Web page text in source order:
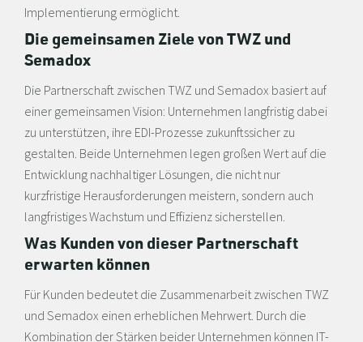
Implementierung ermöglicht.
Die gemeinsamen Ziele von TWZ und
Semadox
Die Partnerschaft zwischen TWZ und Semadox basiert auf
einer gemeinsamen Vision: Unternehmen langfristig dabei
zu unterstützen, ihre EDI-Prozesse zukunftssicher zu
gestalten. Beide Unternehmen legen großen Wert auf die
Entwicklung nachhaltiger Lösungen, die nicht nur
kurzfristige Herausforderungen meistern, sondern auch
langfristiges Wachstum und Effizienz sicherstellen.
Was Kunden von dieser Partnerschaft
erwarten können
Für Kunden bedeutet die Zusammenarbeit zwischen TWZ
und Semadox einen erheblichen Mehrwert. Durch die
Kombination der Stärken beider Unternehmen können IT-